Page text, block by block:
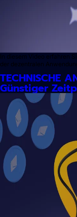
In diesem Video erfahren
der dezentralen
TECHNISCHE
Günstiger